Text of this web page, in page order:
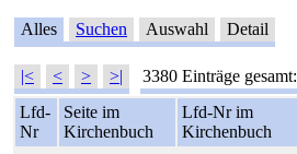
Alles Suchen Auswahl Detail
|< < > >| 3380 Einträge gesamt:
Lfd-
Nr
Seite im
Kirchenbuch
Lfd-Nr im
Kirchenbuch